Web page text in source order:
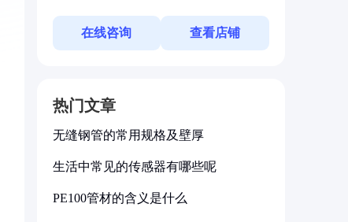
在线咨询 查看店铺
热门文章
无缝钢管的常用规格及壁厚
生活中常见的传感器有哪些呢
PE100管材的含义是什么